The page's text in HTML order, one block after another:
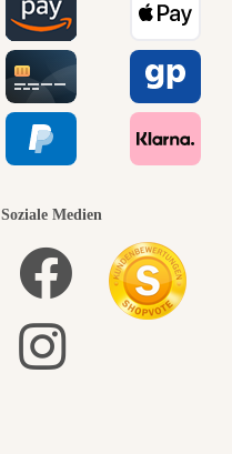
Soziale Medien